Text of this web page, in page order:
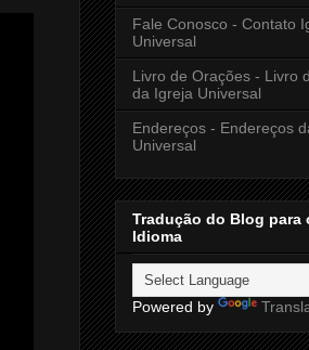
Fale Conosco - Contato
Universal
Livro de Orações - Livro
da Igreja Universal
Endereços - Endereços
Universal
Tradução do Blog para
Idioma
Powered by